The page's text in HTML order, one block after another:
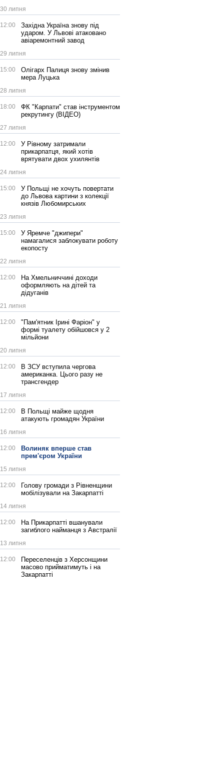
30 липня
12:00
Західна Україна знову під
ударом. У Львові атаковано
авіаремонтний завод
29 липня
15:00
Олігарх Палиця знову змінив
мера Луцька
28 липня
18:00
ФК "Карпати" став інструментом
рекрутингу (ВІДЕО)
27 липня
12:00
У Рівному затримали
прикарпатця, який хотів
врятувати двох ухилянтів
24 липня
15:00
У Польщі не хочуть повертати
до Львова картини з колекції
князів Любомирських
23 липня
15:00
У Яремче "джипери"
намагалися заблокувати роботу
екопосту
22 липня
12:00
На Хмельниччині доходи
оформляють на дітей та
дідуганів
21 липня
12:00
"Пам'ятник Ірині Фаріон" у
формі туалету обійшовся у 2
мільйони
20 липня
12:00
В ЗСУ вступила чергова
американка. Цього разу не
трансгендер
17 липня
12:00
В Польщі майже щодня
атакують громадян України
16 липня
12:00
Волиняк вперше став
прем'єром України
15 липня
12:00
Голову громади з Рівненщини
мобілізували на Закарпатті
14 липня
12:00
На Прикарпатті вшанували
загиблого найманця з Австралії
13 липня
12:00
Переселенців з Херсонщини
масово прийматимуть і на
Закарпатті